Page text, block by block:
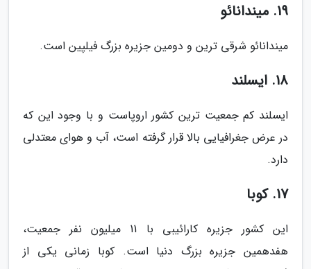
19. میندانائو
میندانائو شرقی ترین و دومین جزیره بزرگ فیلپین است.
18. ایسلند
ایسلند کم جمعیت ترین کشور اروپاست و با وجود این که
در عرض جغرافیایی بالا قرار گرفته است، آب و هوای معتدلی
دارد.
17. کوبا
این کشور جزیره کارائیبی با 11 میلیون نفر جمعیت،
هفدهمین جزیره بزرگ دنیا است. کوبا زمانی یکی از